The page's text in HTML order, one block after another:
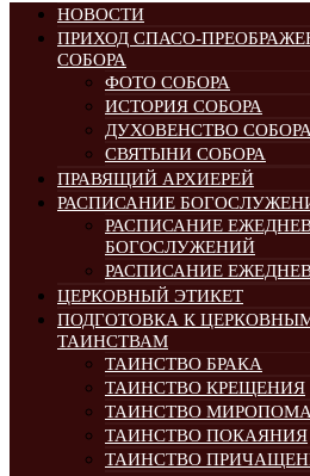
НОВОСТИ
ПРИХОД СПАСО-
СОБОРА
ФОТО СОБОРА
ИСТОРИЯ СОБОРА
ДУХОВЕНСТВО СОБОРА
СВЯТЫНИ СОБОРА
ПРАВЯЩИЙ АРХИЕРЕЙ
РАСПИСАНИЕ
РАСПИСАНИЕ
БОГОСЛУЖЕНИЙ
РАСПИСАНИЕ
ЦЕРКОВНЫЙ ЭТИКЕТ
ПОДГОТОВКА К
ТАИНСТВАМ
ТАИНСТВО БРАКА
ТАИНСТВО КРЕЩЕНИЯ
ТАИНСТВО
ТАИНСТВО ПОКАЯНИЯ
ТАИНСТВО